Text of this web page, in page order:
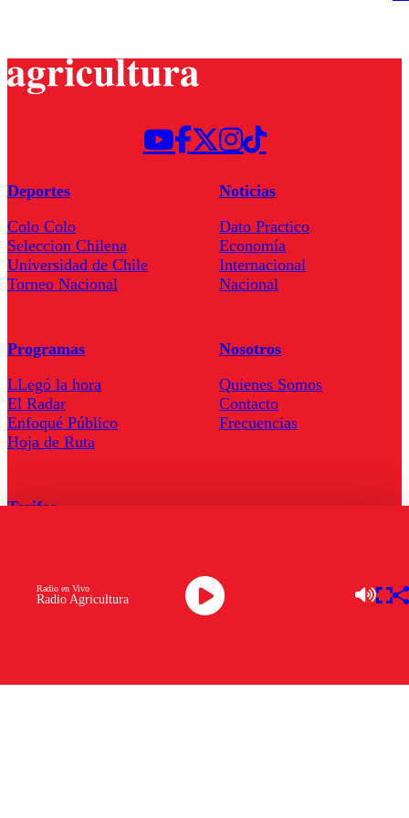
Radio Agricultura
Radio en Vivo
Deportes
Colo Colo
Seleccion Chilena
Universidad de Chile
Torneo Nacional
Noticias
Dato Practico
Economía
Internacional
Nacional
Programas
LLegó la hora
El Radar
Enfoqué Público
Hoja de Ruta
Nosotros
Quienes Somos
Contacto
Frecuencias
Tarifas
Descarga la APP